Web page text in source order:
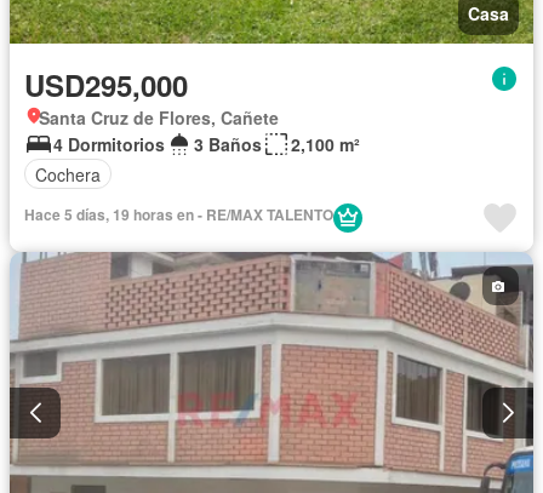
Casa
USD295,000
Santa Cruz de Flores, Cañete
4 Dormitorios
3 Baños
2,100 m²
Cochera
Hace 5 días, 19 horas en - RE/MAX TALENTO